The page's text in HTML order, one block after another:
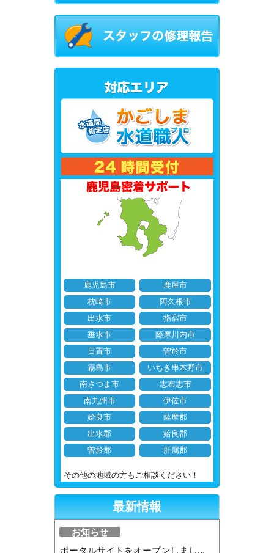
鹿児島市
鹿屋市
枕崎市
阿久根市
出水市
指宿市
垂水市
薩摩川内市
日置市
曽於市
霧島市
いちき串木野市
南さつま市
志布志市
南九州市
伊佐市
姶良市
薩摩郡
出水郡
姶良郡
曽於郡
肝属郡
その他の地域の方もご相談ください！
最新情報
お知らせ
ポータルサイトをオープンしまし...